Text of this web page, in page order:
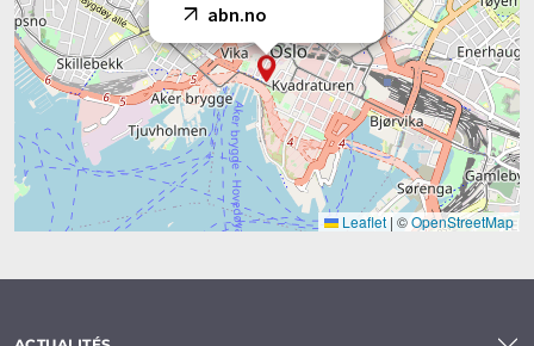
abn.no
Leaflet | ©OpenStreetMap